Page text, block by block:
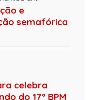
e
semafórica
celebra
do 17º BPM